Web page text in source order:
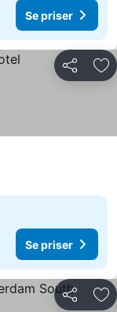
Se priser
Del
Se priser
Del